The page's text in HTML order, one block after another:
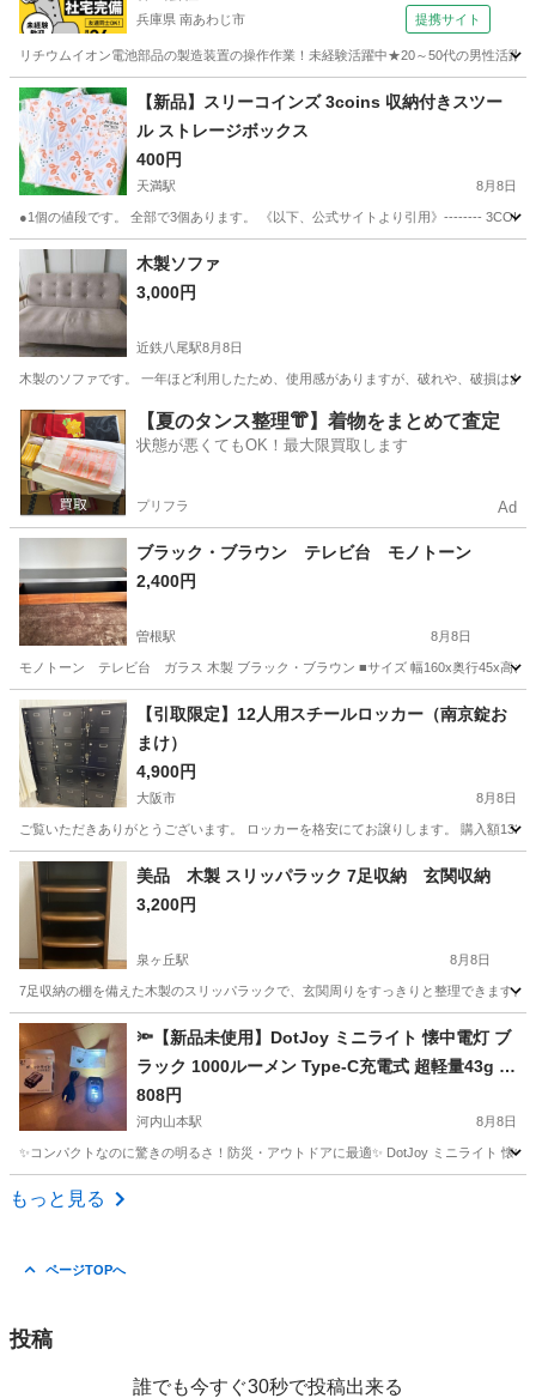
兵庫県 南あわじ市 提携サイト
リチウムイオン電池部品の製造装置の操作作業！未経験活躍中★20～50代の男性活
兵庫 南あわじ市 その他
【新品】スリーコインズ 3coins 収納付きスツー
ル ストレージボックス
400円
天満駅 8月8日
●1個の値段です。 全部で3個あります。 《以下、公式サイトより引用》--------
大阪 大阪市 天満駅
木製ソファ
3,000円
近鉄八尾駅8月8日
木製のソファです。 一年ほど利用したため、使用感がありますが、破れや、破損はあ
大阪 八尾市 近鉄八尾駅 ソファ 木製
【夏のタンス整理👘】着物をまとめて査定
状態が悪くてもOK！最大限買取します
プリフラ Ad
ブラック・ブラウン テレビ台 モノトーン
2,400円
曽根駅 8月8日
モノトーン テレビ台 ガラス 木製 ブラック・ブラウン ■サイズ 幅160x奥行45x高さ
大阪 豊中市 曽根駅 収納家具
【引取限定】12人用スチールロッカー（南京錠お
まけ）
4,900円
大阪市 8月8日
ご覧いただきありがとうございます。 ロッカーを格安にてお譲りします。 購入額
大阪 大阪市 オフィス用家具
美品 木製 スリッパラック 7足収納 玄関収納
3,200円
泉ヶ丘駅 8月8日
7足収納の棚を備えた木製のスリッパラックで、玄関周りをすっきりと整理できます
大阪 堺市 泉ヶ丘駅 インテリア雑貨/小物
🔦【新品未使用】DotJoy ミニライト 懐中電灯 ブ
ラック 1000ルーメン Type-C充電式 超軽量43g 防
水IPX5
808円
河内山本駅 8月8日
✨コンパクトなのに驚きの明るさ！防災・アウトドアに最適✨ DotJoy ミニライト 懐
大阪 八尾市
もっと見る
ページTOPへ
投稿
誰でも今すぐ30秒で投稿出来る